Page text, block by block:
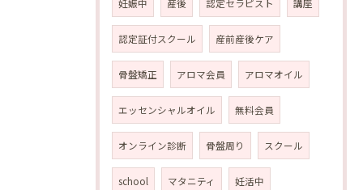
妊娠中 産後 認定セラピスト 講座
認定証付スクール 産前産後ケア
骨盤矯正 アロマ会員 アロマオイル
エッセンシャルオイル 無料会員
オンライン診断 骨盤周り スクール
school マタニティ 妊活中